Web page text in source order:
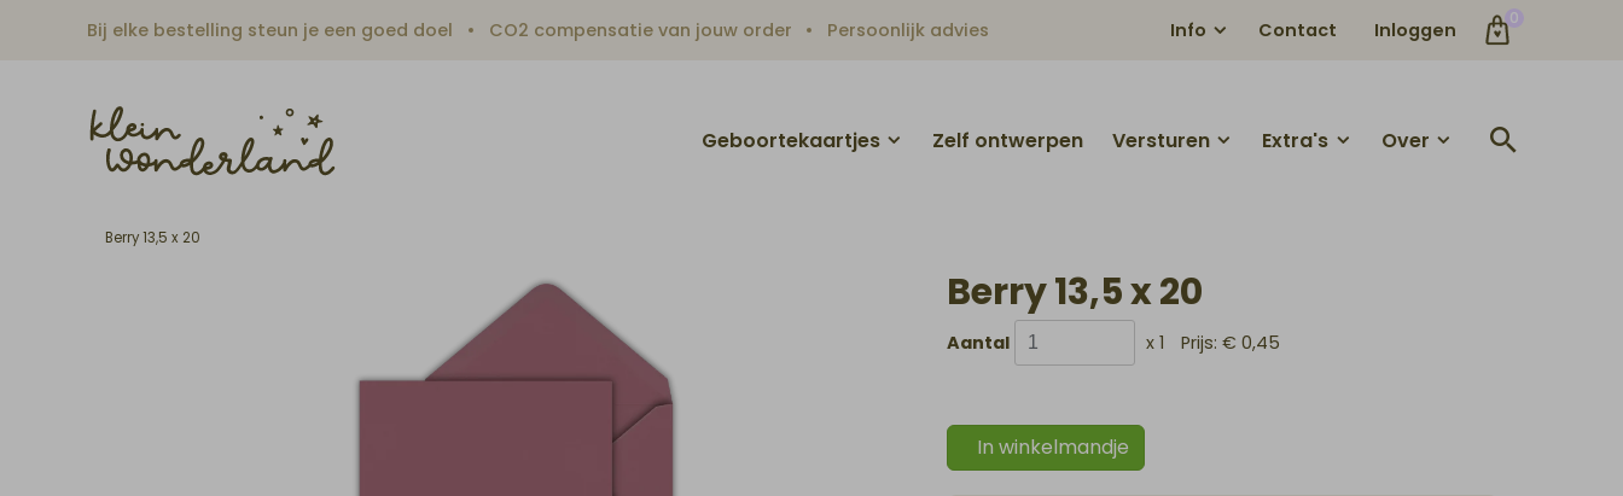
Bij elke bestelling steun je een goed doel CO2 compensatie van jouw order Persoonlijk advies Info Contact Inloggen 0
Geboortekaartjes Zelf ontwerpen Versturen Extra's Over
Berry 13,5 x 20
Berry 13,5 x 20
Aantal x 1 Prijs:€ 0,45
In winkelmandje